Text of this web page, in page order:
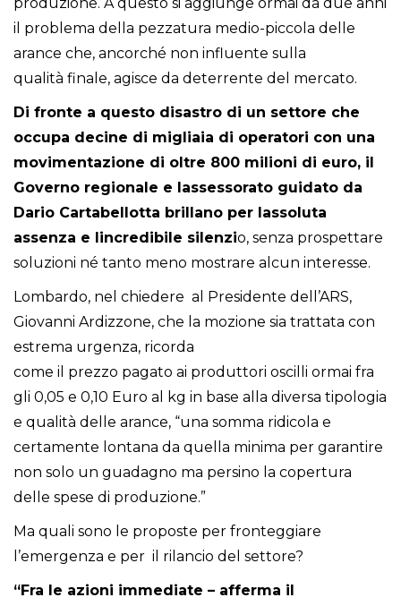
il problema della pezzatura medio-piccola delle
arance che, ancorché non influente sulla
qualità finale, agisce da deterrente del mercato.
Di fronte a questo disastro di un settore che
occupa decine di migliaia di operatori con una
movimentazione di oltre 800 milioni di euro, il
Governo regionale e lassessorato guidato da
Dario Cartabellotta brillano per lassoluta
assenza e lincredibile silenzio, senza prospettare
soluzioni né tanto meno mostrare alcun interesse.
Lombardo, nel chiedere al Presidente dell’ARS,
Giovanni Ardizzone, che la mozione sia trattata con
estrema urgenza, ricorda
come il prezzo pagato ai produttori oscilli ormai fra
gli 0,05 e 0,10 Euro al kg in base alla diversa tipologia
e qualità delle arance, “una somma ridicola e
certamente lontana da quella minima per garantire
non solo un guadagno ma persino la copertura
delle spese di produzione.”
Ma quali sono le proposte per fronteggiare
l’emergenza e per il rilancio del settore?
“Fra le azioni immediate – afferma il